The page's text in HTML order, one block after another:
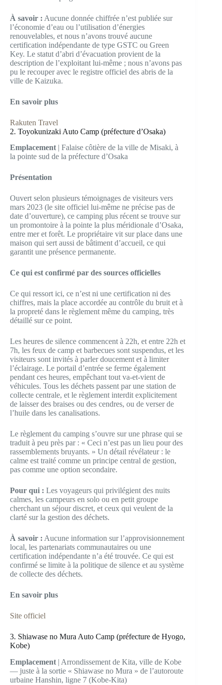
À savoir : Aucune donnée chiffrée n’est publiée sur
l’économie d’eau ou l’utilisation d’énergies
renouvelables, et nous n’avons trouvé aucune
certification indépendante de type GSTC ou Green
Key. Le statut d’abri d’évacuation provient de la
description de l’exploitant lui-même ; nous n’avons pas
pu le recouper avec le registre officiel des abris de la
ville de Kaizuka.
En savoir plus
Rakuten Travel
2. Toyokunizaki Auto Camp (préfecture d’Osaka)
Emplacement| Falaise côtière de la ville de Misaki, à
la pointe sud de la préfecture d’Osaka
Présentation
Ouvert selon plusieurs témoignages de visiteurs vers
mars 2023 (le site officiel lui-même ne précise pas de
date d’ouverture), ce camping plus récent se trouve sur
un promontoire à la pointe la plus méridionale d’Osaka,
entre mer et forêt. Le propriétaire vit sur place dans une
maison qui sert aussi de bâtiment d’accueil, ce qui
garantit une présence permanente.
Ce qui est confirmé par des sources officielles
Ce qui ressort ici, ce n’est ni une certification ni des
chiffres, mais la place accordée au contrôle du bruit et à
la propreté dans le règlement même du camping, très
détaillé sur ce point.
Les heures de silence commencent à 22h, et entre 22h et
7h, les feux de camp et barbecues sont suspendus, et les
visiteurs sont invités à parler doucement et à limiter
l’éclairage. Le portail d’entrée se ferme également
pendant ces heures, empêchant tout va-et-vient de
véhicules. Tous les déchets passent par une station de
collecte centrale, et le règlement interdit explicitement
de laisser des braises ou des cendres, ou de verser de
l’huile dans les canalisations.
Le règlement du camping s’ouvre sur une phrase qui se
traduit à peu près par : « Ceci n’est pas un lieu pour des
rassemblements bruyants. » Un détail révélateur : le
calme est traité comme un principe central de gestion,
pas comme une option secondaire.
Pour qui : Les voyageurs qui privilégient des nuits
calmes, les campeurs en solo ou en petit groupe
cherchant un séjour discret, et ceux qui veulent de la
clarté sur la gestion des déchets.
À savoir : Aucune information sur l’approvisionnement
local, les partenariats communautaires ou une
certification indépendante n’a été trouvée. Ce qui est
confirmé se limite à la politique de silence et au système
de collecte des déchets.
En savoir plus
Site officiel
3. Shiawase no Mura Auto Camp (préfecture de Hyogo,
Kobe)
Emplacement | Arrondissement de Kita, ville de Kobe
— juste à la sortie « Shiawase no Mura » de l’autoroute
urbaine Hanshin, ligne 7 (Kobe-Kita)